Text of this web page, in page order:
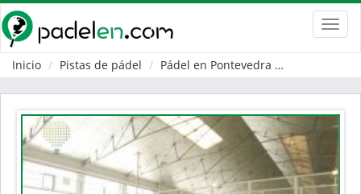
Inicio
Pistas de pádel Pádel en Pontevedra